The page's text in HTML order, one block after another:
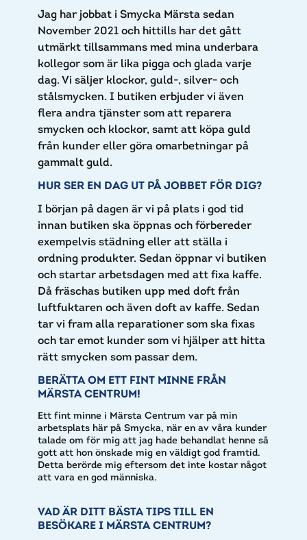
Jag har jobbat i Smycka Märsta sedan
November 2021 och hittills har det gått
utmärkt tillsammans med mina underbara
kollegor som är lika pigga och glada varje
dag. Vi säljer klockor, guld-, silver- och
stålsmycken. I butiken erbjuder vi även
flera andra tjänster som att reparera
smycken och klockor, samt att köpa guld
från kunder eller göra omarbetningar på
gammalt guld.
HUR SER EN DAG UT PÅ JOBBET FÖR DIG?
I början på dagen är vi på plats i god tid
innan butiken ska öppnas och förbereder
exempelvis städning eller att ställa i
ordning produkter. Sedan öppnar vi butiken
och startar arbetsdagen med att fixa kaffe.
Då fräschas butiken upp med doft från
luftfuktaren och även doft av kaffe. Sedan
tar vi fram alla reparationer som ska fixas
och tar emot kunder som vi hjälper att hitta
rätt smycken som passar dem.
BERÄTTA OM ETT FINT MINNE FRÅN
MÄRSTA CENTRUM!
Ett fint minne i Märsta Centrum var på min
arbetsplats här på Smycka, när en av våra kunder
talade om för mig att jag hade behandlat henne så
gott att hon önskade mig en väldigt god framtid.
Detta berörde mig eftersom det inte kostar något
att vara en god människa.
VAD ÄR DITT BÄSTA TIPS TILL EN
BESÖKARE I MÄRSTA CENTRUM?